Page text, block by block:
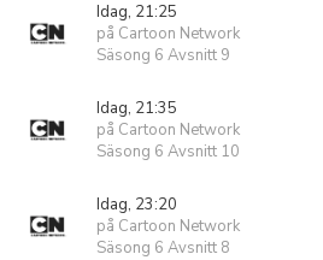
Idag, 21:25
på Cartoon Network
Säsong 6 Avsnitt 9
Idag, 21:35
på Cartoon Network
Säsong 6 Avsnitt 10
Idag, 23:20
på Cartoon Network
Säsong 6 Avsnitt 8